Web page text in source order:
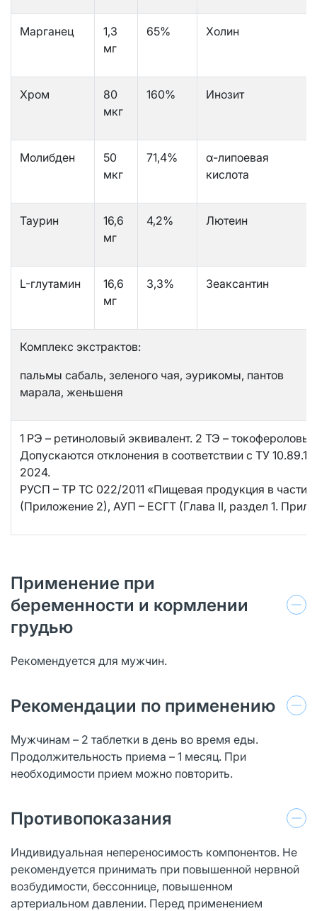
Марганец
1,3
мг
65% Холин
Хром
80
мкг
160% Инозит
Молибден
50
мкг
71,4%
α-липоевая
кислота
Таурин
16,6
мг
4,2% Лютеин
L-глутамин
16,6
мг
3,3% Зеаксантин
Комплекс экстрактов:
пальмы сабаль, зеленого чая, эурикомы, пантов
марала, женьшеня
1 РЭ – ретиноловый эквивалент. 2 ТЭ –
Допускаются отклонения в соответствии с ТУ
2024.
РУСП – ТР ТС 022/2011 «Пищевая продукция в части
(Приложение 2), АУП ­– ЕСГТ (Глава II, раздел 1.
Применение при
беременности и кормлении
грудью
Рекомендуется для мужчин.
Рекомендации по применению
Мужчинам – 2 таблетки в день во время еды.
Продолжительность приема – 1 месяц. При
необходимости прием можно повторить.
Противопоказания
Индивидуальная непереносимость компонентов. Не
рекомендуется принимать при повышенной нервной
возбудимости, бессоннице, повышенном
артериальном давлении. Перед применением